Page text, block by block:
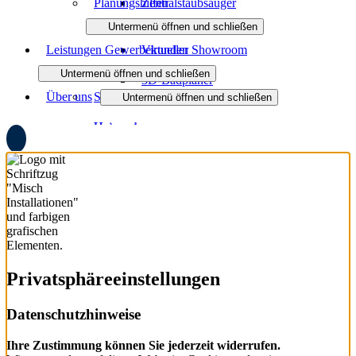
Zentralstaubsauger
Planungshilfen
Untermenü öffnen und schließen
Virtueller Showroom
3D-Badplaner
Leistungen Gewerbekunden
Untermenü öffnen und schließen
Sanitäranlagen
Heizsysteme
Regenerative Energien
Über uns Untermenü öffnen und schließen
Unternehmen
Jobs
Downloads
Privatsphäre­einstellungen
Datenschutzhinweise
Ihre Zustimmung können Sie jederzeit widerrufen.